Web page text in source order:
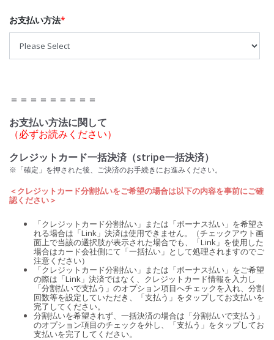
お支払い方法*
＝＝＝＝＝＝＝＝＝
お支払い方法に関して
（必ずお読みください）
クレジットカード一括決済（stripe一括決済）
※「確定」を押された後、ご決済のお手続きにお進みください。
＜クレジットカード分割払いをご希望の場合は以下の内容を事前にご確
認ください＞
「クレジットカード分割払い」または「ボーナス払い」を希望さ
れる場合は「Link」決済は使用できません。（チェックアウト画
面上で当該の選択肢が表示された場合でも、「Link」を使用した
場合はカード会社側にて「一括払い」として処理されますのでご
注意ください）
「クレジットカード分割払い」または「ボーナス払い」をご希望
の際は「Link」決済ではなく、クレジットカード情報を入力し
「分割払いで支払う」のオプション項目へチェックを入れ、分割
回数等を設定していただき、「支払う」をタップしてお支払いを
完了してください。
分割払いを希望されず、一括決済の場合は「分割払いで支払う」
のオプション項目のチェックを外し、「支払う」をタップしてお
支払いを完了してください。